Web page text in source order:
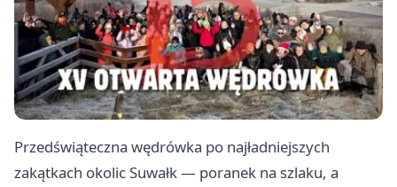
Przedświąteczna wędrówka po najładniejszych
zakątkach okolic Suwałk — poranek na szlaku, a